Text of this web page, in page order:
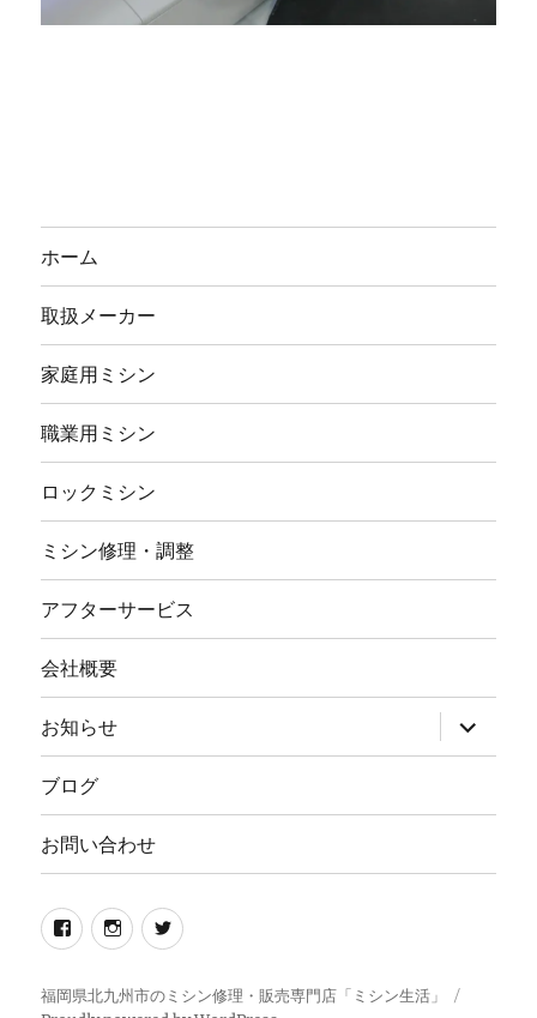
ホーム
取扱メーカー
家庭用ミシン
職業用ミシン
ロックミシン
ミシン修理・調整
アフターサービス
会社概要
お知らせ
ブ
メ
ー
開
ブログ
お問い合わせ
Facebook
イ
ス
twitter
福岡県北九州市のミシン修理・販売専門店「ミシン生活」